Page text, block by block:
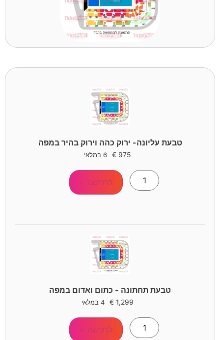
טבעת עליונה- ירוק כהה וירוק בהיר במפה
975
€ 6 במלאי
לרכישה >
טבעת תחתונה - כתום ואדום במפה
1,299
€ 4 במלאי
לרכישה >